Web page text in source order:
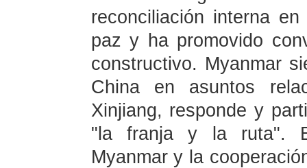
reconciliación interna
paz y ha promovido
constructivo. Myanmar
China en asuntos
Xinjiang, responde y
"la franja y la ruta".
Myanmar y la